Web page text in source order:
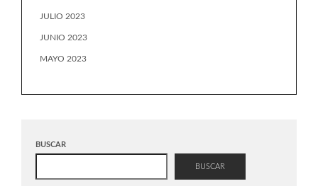
JULIO 2023
JUNIO 2023
MAYO 2023
BUSCAR
BUSCAR